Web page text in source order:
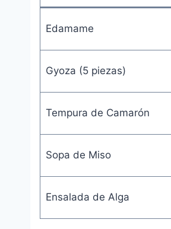
Edamame
Gyoza (5 piezas)
Tempura de Camarón
Sopa de Miso
Ensalada de Alga